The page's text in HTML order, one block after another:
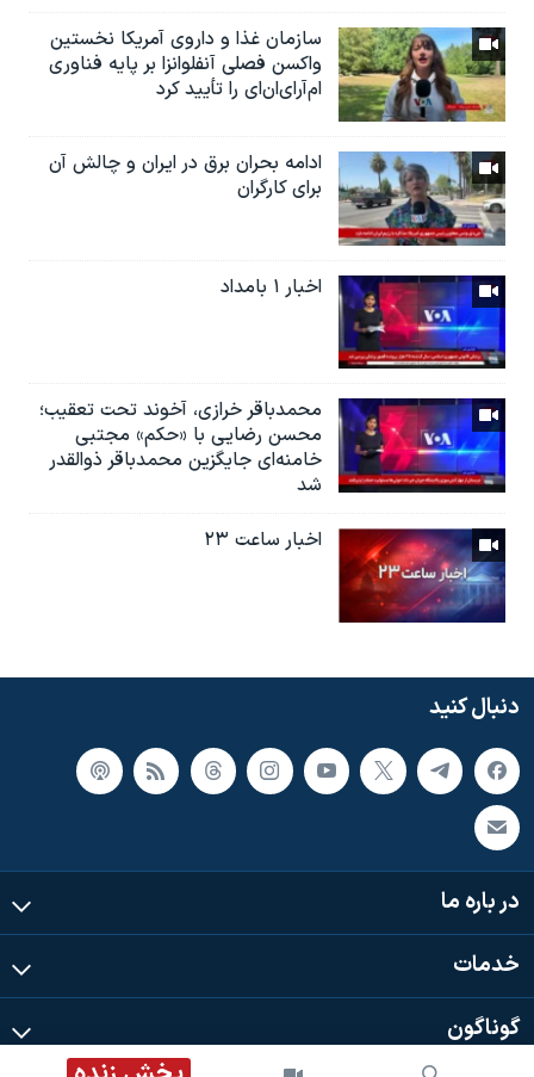
سازمان غذا و داروی آمریکا نخستین
واکسن فصلی آنفلوانزا بر پایه فناوری
ام‌آر‌ای‌ان‌ای را تأیید کرد
ادامه بحران برق در ایران و چالش آن
برای کارگران
اخبار ۱ بامداد
محمدباقر خرازی، آخوند تحت تعقیب؛
محسن رضایی با «حکم» مجتبی
خامنه‌ای جایگزین محمدباقر ذوالقدر
شد
اخبار ساعت ۲۳
دنبال کنید
در باره ما
خدمات
گوناگون